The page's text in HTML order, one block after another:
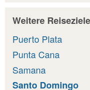
Weitere Reiseziele
Puerto Plata
Punta Cana
Samana
Santo Domingo